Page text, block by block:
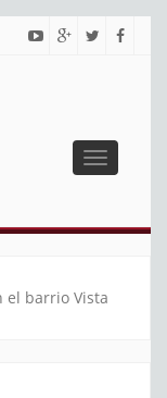
Toggle
el barrio Vista